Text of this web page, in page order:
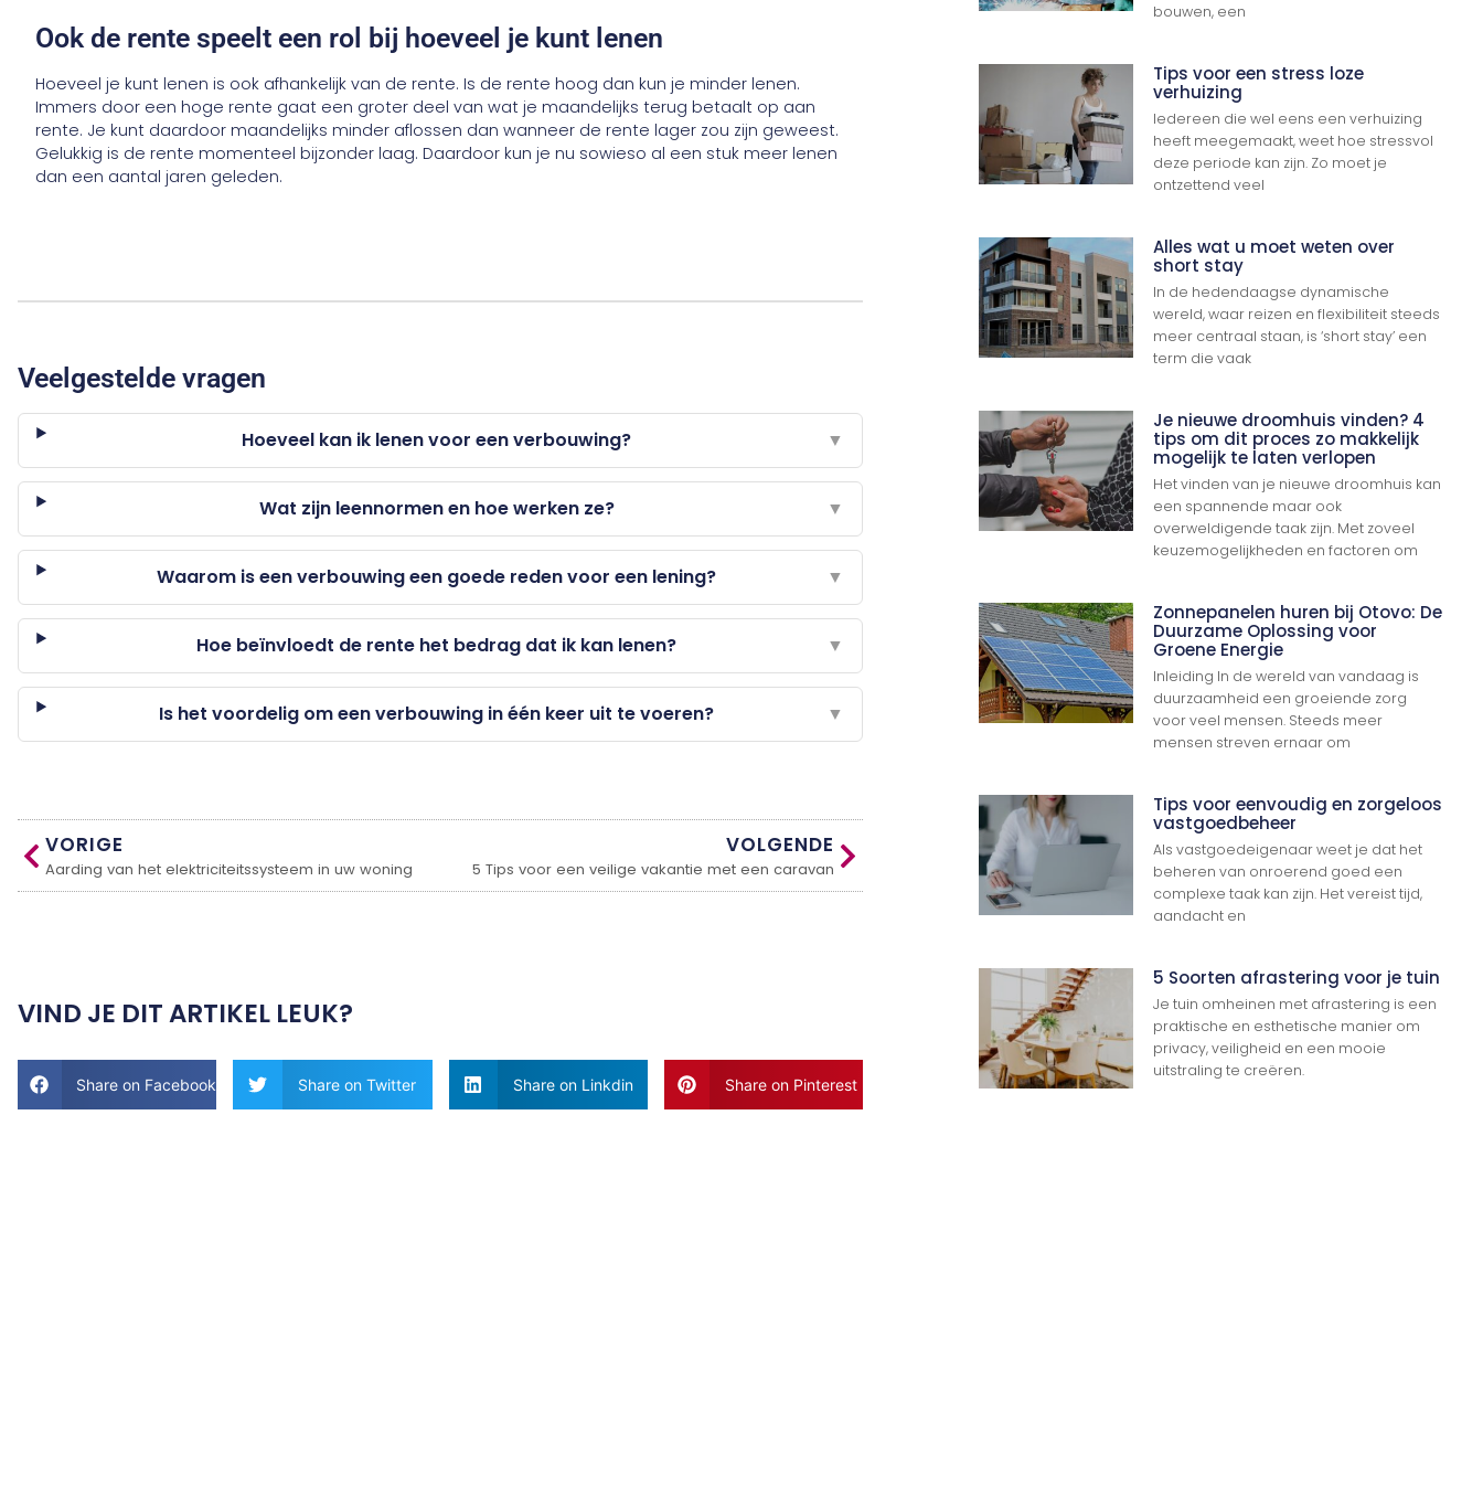
Ga Naar Boven
Ook de rente speelt een rol bij hoeveel je kunt lenen
Hoeveel je kunt lenen is ook afhankelijk van de rente. Is de rente hoog dan kun je minder lenen.
Immers door een hoge rente gaat een groter deel van wat je maandelijks terug betaalt op aan
rente. Je kunt daardoor maandelijks minder aflossen dan wanneer de rente lager zou zijn geweest.
Gelukkig is de rente momenteel bijzonder laag. Daardoor kun je nu sowieso al een stuk meer lenen
dan een aantal jaren geleden.
Veelgestelde vragen
Hoeveel kan ik lenen voor een verbouwing? ▼
Wat zijn leennormen en hoe werken ze? ▼
Waarom is een verbouwing een goede reden voor een lening? ▼
Hoe beïnvloedt de rente het bedrag dat ik kan lenen? ▼
Is het voordelig om een verbouwing in één keer uit te voeren? ▼
VORIGE
Aarding van het elektriciteitssysteem in uw woning
VOLGENDE
5 Tips voor een veilige vakantie met een caravan
VIND JE DIT ARTIKEL LEUK?
Share on Facebook Share on Twitter Share on Linkdin Share on Pinterest
bouwen, een
Tips voor een stress loze
verhuizing
Iedereen die wel eens een verhuizing
heeft meegemaakt, weet hoe stressvol
deze periode kan zijn. Zo moet je
ontzettend veel
Alles wat u moet weten over
short stay
In de hedendaagse dynamische
wereld, waar reizen en flexibiliteit steeds
meer centraal staan, is ‘short stay’ een
term die vaak
Je nieuwe droomhuis vinden? 4
tips om dit proces zo makkelijk
mogelijk te laten verlopen
Het vinden van je nieuwe droomhuis kan
een spannende maar ook
overweldigende taak zijn. Met zoveel
keuzemogelijkheden en factoren om
Zonnepanelen huren bij Otovo: De
Duurzame Oplossing voor
Groene Energie
Inleiding In de wereld van vandaag is
duurzaamheid een groeiende zorg
voor veel mensen. Steeds meer
mensen streven ernaar om
Tips voor eenvoudig en zorgeloos
vastgoedbeheer
Als vastgoedeigenaar weet je dat het
beheren van onroerend goed een
complexe taak kan zijn. Het vereist tijd,
aandacht en
5 Soorten afrastering voor je tuin
Je tuin omheinen met afrastering is een
praktische en esthetische manier om
privacy, veiligheid en een mooie
uitstraling te creëren.